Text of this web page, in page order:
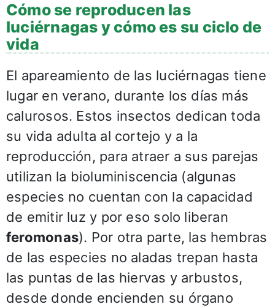
Cómo se reproducen las
luciérnagas y cómo es su ciclo de
vida
El apareamiento de las luciérnagas tiene
lugar en verano, durante los días más
calurosos. Estos insectos dedican toda
su vida adulta al cortejo y a la
reproducción, para atraer a sus parejas
utilizan la bioluminiscencia (algunas
especies no cuentan con la capacidad
de emitir luz y por eso solo liberan
feromonas). Por otra parte, las hembras
de las especies no aladas trepan hasta
las puntas de las hiervas y arbustos,
desde donde encienden su órgano